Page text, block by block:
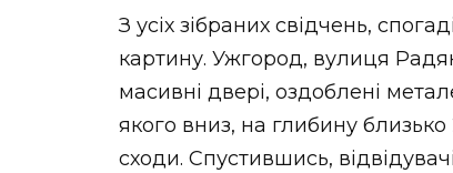
З усіх зібраних свідчень,
картину. Ужгород, вулиця
масивні двері, оздоблені
якого вниз, на глибину близько
сходи. Спустившись,